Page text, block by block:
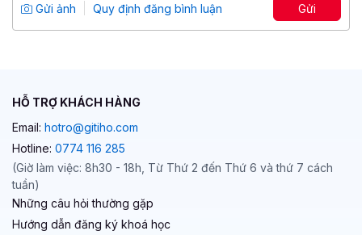
5
119
Gửi ảnh Quy định đăng bình luận Gửi
HỖ TRỢ KHÁCH HÀNG
Email: hotro@gitiho.com
Hotline: 0774 116 285
(Giờ làm việc: 8h30 - 18h, Từ Thứ 2 đến Thứ 6 và thứ 7 cách
tuần)
Những câu hỏi thường gặp
Hướng dẫn đăng ký khoá học